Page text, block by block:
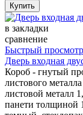
в закладки
сравнение
Быстрый просмотр
Дверь входная
Короб - гнутый
листового
листовой металл
панети толщиной